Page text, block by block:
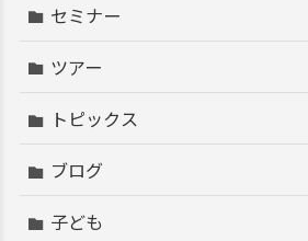
セミナー
ツアー
トピックス
ブログ
子ども